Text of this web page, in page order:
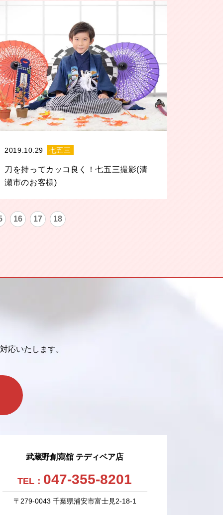
2019.10.29 七五三
刀を持ってカッコ良く！七五三撮影(清
瀬市のお客様)
16 17 18
応いたします。
武蔵野創寫舘 テディベア店
TEL： 047-355-8201
〒279-0043 千葉県浦安市富士見2-18-1